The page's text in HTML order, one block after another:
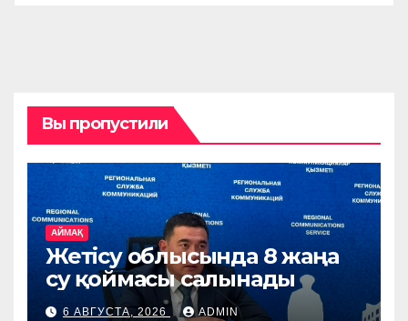
Вы пропустили
АЙМАҚ
Жетісу облысында 8 жаңа
су қоймасы салынады
6 АВГУСТА, 2026 ADMIN